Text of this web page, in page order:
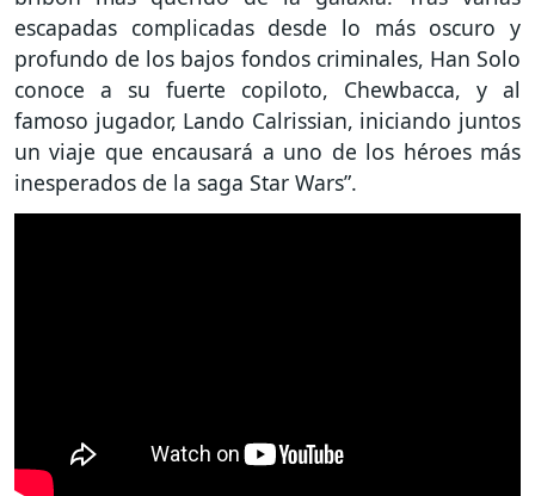
escapadas complicadas desde lo más oscuro y
profundo de los bajos fondos criminales, Han Solo
conoce a su fuerte copiloto, Chewbacca, y al
famoso jugador, Lando Calrissian, iniciando juntos
un viaje que encausará a uno de los héroes más
inesperados de la saga Star Wars”.